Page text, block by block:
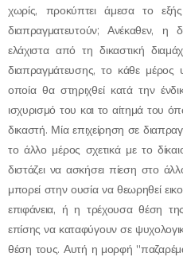
χωρίς, προκύπτει άμεσα το
διαπραγματευτούν; Ανέκαθεν, η
ελάχιστα από τη δικαστική
διαπραγμάτευσης, το κάθε μέρος
οποία θα στηριχθεί κατά την
ισχυρισμό του και το αίτημά του
δικαστή. Μία επιχείρηση σε
το άλλο μέρος σχετικά με το
διστάζει να ασκήσει πίεση στο
μπορεί στην ουσία να θεωρηθεί
επιφάνεια, ή η τρέχουσα θέση
επίσης να καταφύγουν σε
θέση τους. Αυτή η μορφή